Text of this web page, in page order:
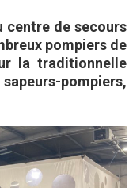
centre de secours
pompiers de
la traditionnelle
pompiers,